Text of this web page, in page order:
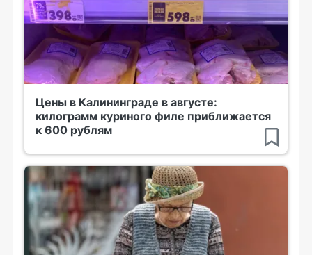
Цены в Калининграде в августе:
килограмм куриного филе приближается
к 600 рублям